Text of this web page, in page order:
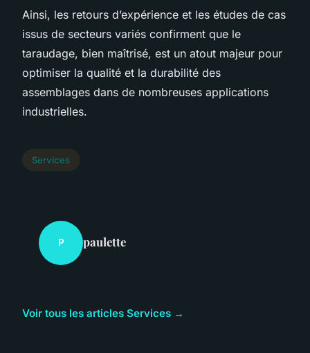
Ainsi, les retours d’expérience et les études de cas
issus de secteurs variés confirment que le
taraudage, bien maîtrisé, est un atout majeur pour
optimiser la qualité et la durabilité des
assemblages dans de nombreuses applications
industrielles.
Services
P paulette
Voir tous les articles Services →